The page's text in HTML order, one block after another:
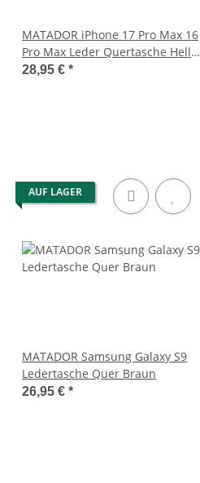
MATADOR iPhone 17 Pro Max 16
Pro Max Leder Quertasche Hell
Braun
28,95 € *
AUF LAGER
MATADOR Samsung Galaxy S9
Ledertasche Quer Braun
26,95 € *